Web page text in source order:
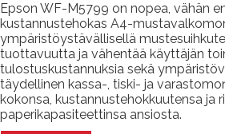
Epson WF-M5799 on nopea, vähän
kustannustehokas A4-
ympäristöystävällisellä
tuottavuutta ja vähentää käyttäjän
tulostuskustannuksia sekä
täydellinen kassa-, tiski- ja
kokonsa, kustannustehokkuutensa ja
paperikapasiteettinsa ansiosta.